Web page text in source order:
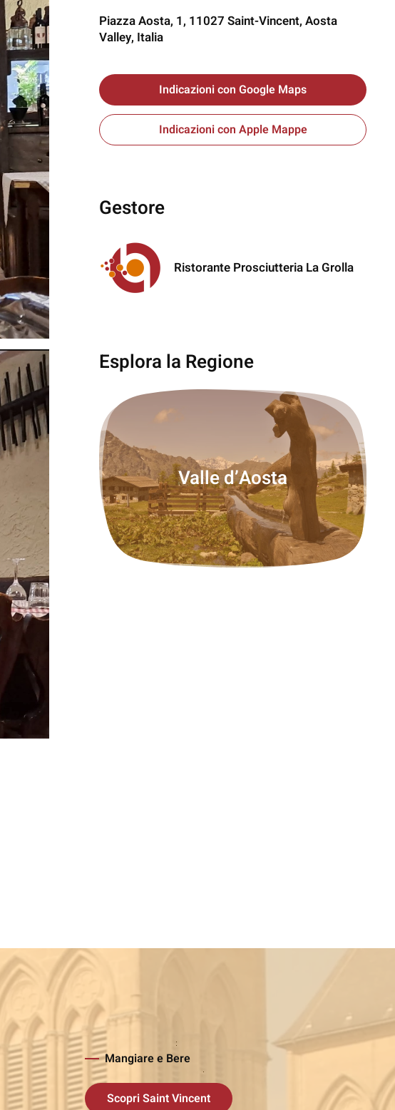
Piazza Aosta, 1, 11027 Saint-Vincent, Aosta
Valley, Italia
Indicazioni con Google Maps
Indicazioni con Apple Mappe
Gestore
Ristorante Prosciutteria La Grolla
Esplora la Regione
Valle d’Aosta
Mangiare e Bere
Scopri Saint Vincent